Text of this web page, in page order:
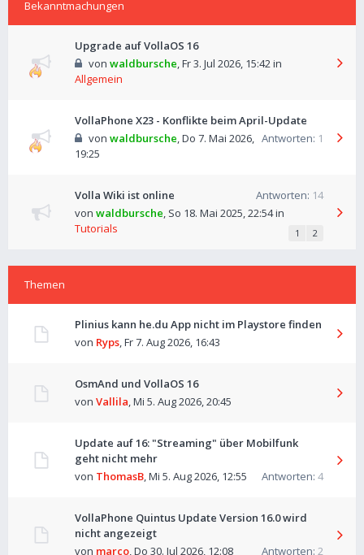
Bekanntmachungen
Upgrade auf VollaOS 16
von waldbursche,Fr 3. Jul 2026, 15:42in
Allgemein
VollaPhone X23 - Konflikte beim April-Update
Antworten: 1
von waldbursche,Do 7. Mai 2026,
19:25
Volla Wiki ist online Antworten: 14
von waldbursche, So 18. Mai 2025, 22:54in
Tutorials
1 2
Themen
Plinius kann he.du App nicht im Playstore finden
von Ryps,Fr 7. Aug 2026, 16:43
OsmAnd und VollaOS 16
von Vallila,Mi 5. Aug 2026, 20:45
Update auf 16: "Streaming" über Mobilfunk
geht nicht mehr
Antworten: 4
von ThomasB,Mi 5. Aug 2026, 12:55
VollaPhone Quintus Update Version 16.0 wird
nicht angezeigt
Antworten: 2
von marco,Do 30. Jul 2026, 12:08